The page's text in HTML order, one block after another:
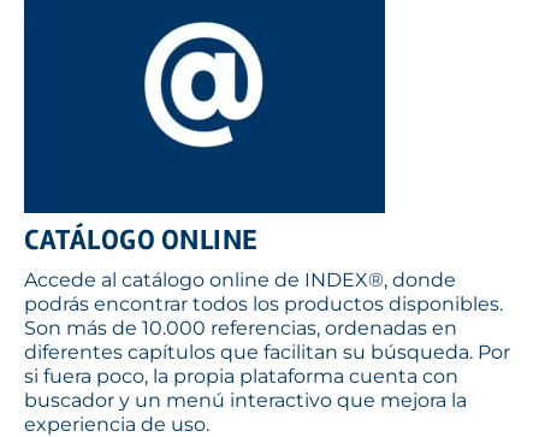
CATÁLOGO ONLINE
Accede al catálogo online de INDEX®, donde
podrás encontrar todos los productos disponibles.
Son más de 10.000 referencias, ordenadas en
diferentes capítulos que facilitan su búsqueda. Por
si fuera poco, la propia plataforma cuenta con
buscador y un menú interactivo que mejora la
experiencia de uso.